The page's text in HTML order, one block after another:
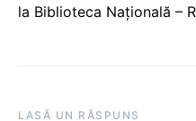
la Biblioteca Națională –
LASĂ UN RĂSPUNS